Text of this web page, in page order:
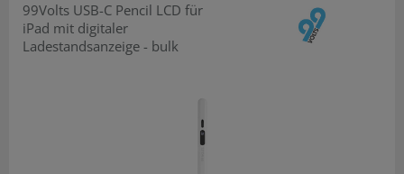
99Volts USB-C Pencil LCD für
iPad mit digitaler
Ladestandsanzeige - bulk